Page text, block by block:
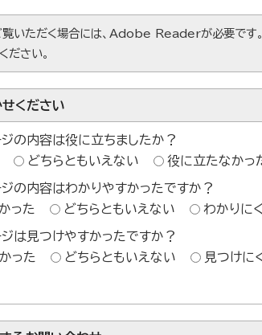
覧いただく場合には、Adobe Readerが必要です。
ださい。
ください
ジの内容は役に立ちましたか？
どちらともいえない 役に立たなかっ
ジの内容はわかりやすかったですか？
った
どちらともいえない わかりに
ジは見つけやすかったですか？
った
どちらともいえない 見つけに